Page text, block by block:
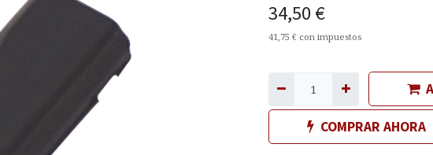
34,50 €
41,75 € con impuestos
COMPRAR AHORA